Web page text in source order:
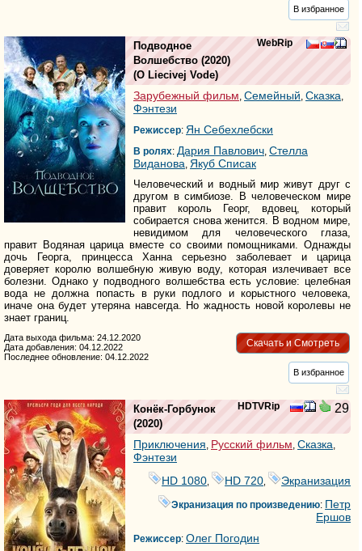
В избранное
WebRip
Подводное
Волшебство (2020)
(O Liecivej Vode)
Зарубежный фильм, Семейный, Сказка,
Фэнтези
Режиссер: Ян Себехлебски
В ролях: Дария Павлович, Стелла
Виданова, Якуб Списак
Человеческий и водный мир живут друг с
другом в симбиозе. В человеческом мире
правит король Георг, вдовец, который
собирается снова женится. В водном мире,
невидимом для человеческого глаза,
правит Водяная царица вместе со своими помощниками. Однажды
дочь Георга, принцесса Ханна серьезно заболевает и царица
доверяет королю волшебную живую воду, которая излечивает все
болезни. Однако у подводного волшебства есть условие: целебная
вода не должна попасть в руки подлого и корыстного человека,
иначе она будет утеряна навсегда. Но жадность новой королевы не
знает границ.
Скачать и Смотреть
Дата выхода фильма: 24.12.2020
Дата добавления: 04.12.2022
Последнее обновление: 04.12.2022
В избранное
HDTVRip 29
Конёк-Горбунок
(2020)
Приключения, Русский фильм, Сказка,
Фэнтези
HD 1080
HD 720 Экранизация
Экранизация по произведению: Петр
Ершов
Режиссер: Олег Погодин